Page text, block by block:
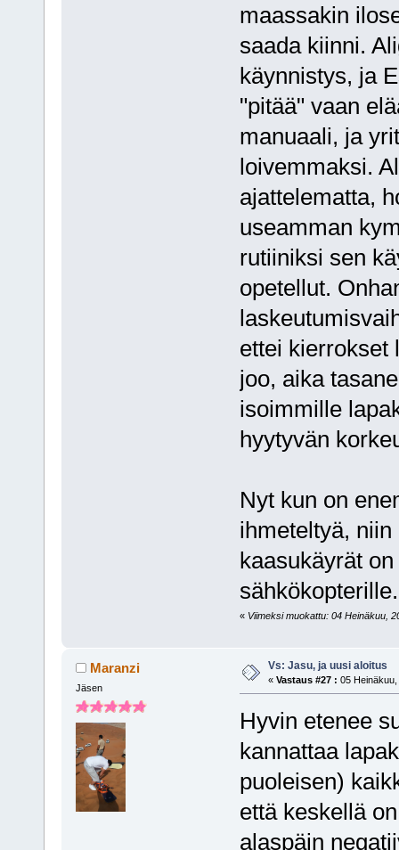
maassakin
saada kiinni.
käynnistys, ja
"pitää" vaan
manuaali, ja
loivemmaksi.
ajattelematta,
useamman
rutiiniksi sen
opetellut.
ettei kierrokset
joo, aika
isoimmille
hyytyvän
Nyt kun on
ihmeteltyä,
kaasukäyrät
« Viimeksi muokattu: 04 Heinäkuu,
Maranzi
Jäsen
Vs: Jasu, ja uusi aloitus
« Vastaus #27 : 05
Hyvin etenee
kannattaa
puoleisen)
että keskellä
alaspäin